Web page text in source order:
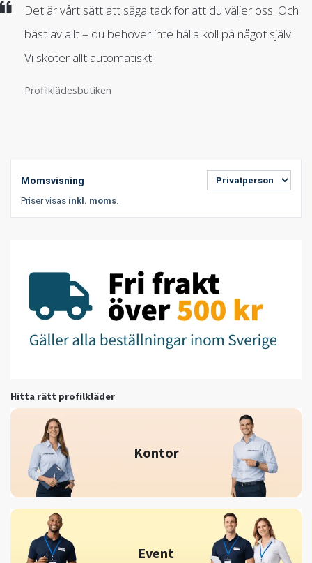
Momsvisning
Priser visas inkl. moms.
Hitta rätt profilkläder
Kontor
Event
Det är vårt sätt att säga tack för att du väljer oss. Och
bäst av allt – du behöver inte hålla koll på något själv.
Vi sköter allt automatiskt!
Profilklädesbutiken